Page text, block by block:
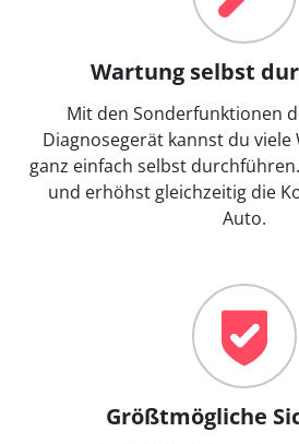
Wartung selbst
Mit den Sonderfunktionen
Diagnosegerät kannst du
ganz einfach selbst
und erhöhst gleichzeitig die
Auto.
Größtmögliche